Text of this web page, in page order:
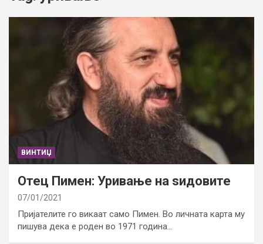
ВИНТИЏ
Отец Пимен: Уривање на ѕидовите
07/01/2021
Пријателите го викаат само Пимен. Во личната карта му
пишува дека е роден во 1971 година…